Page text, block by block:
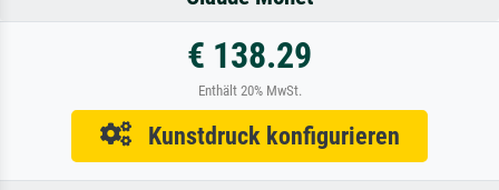
€ 138.29
Enthält 20% MwSt.
Kunstdruck konfigurieren